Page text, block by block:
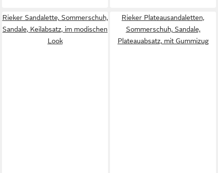
Rieker Sandalette, Sommerschuh,
Sandale, Keilabsatz, im modischen
Look
Rieker Plateausandaletten,
Sommerschuh, Sandale,
Plateauabsatz, mit Gummizug